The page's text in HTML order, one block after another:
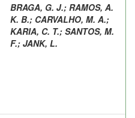
BRAGA, G. J.; RAMOS, A.
K. B.; CARVALHO, M. A.;
KARIA, C. T.; SANTOS, M.
F.; JANK, L.